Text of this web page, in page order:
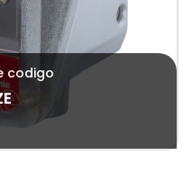
codigo